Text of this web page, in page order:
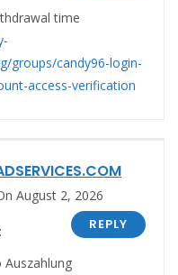
time
groups/candy96-login-
access-verification
August 2, 2026
REPLY
Auszahlung